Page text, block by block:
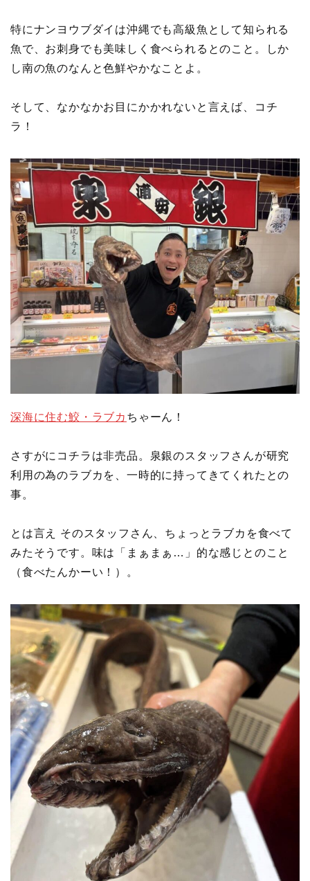
特にナンヨウブダイは沖縄でも高級魚として知られる
魚で、お刺身でも美味しく食べられるとのこと。しか
し南の魚のなんと色鮮やかなことよ。
そして、なかなかお目にかかれないと言えば、コチ
ラ！
深海に住む鮫・ラブカ ちゃーん！
さすがにコチラは非売品。泉銀のスタッフさんが研究
利用の為のラブカを、一時的に持ってきてくれたとの
事。
とは言え そのスタッフさん、ちょっとラブカを食べて
みたそうです。味は「まぁまぁ…」的な感じとのこと
（食べたんかーい！）。